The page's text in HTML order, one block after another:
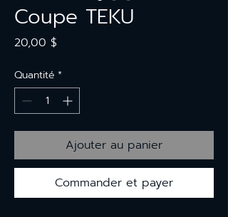
Coupe TEKU
20,00 $
Quantité *
Ajouter au panier
Commander et payer